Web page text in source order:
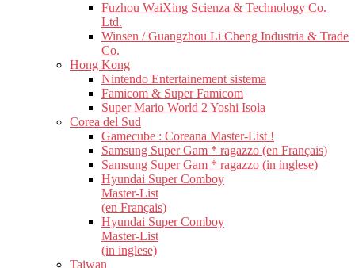
Fuzhou WaiXing Scienza & Technology Co.
Ltd.
Winsen / Guangzhou Li Cheng Industria & Trade
Co.
Hong Kong
Nintendo Entertainement sistema
Famicom & Super Famicom
Super Mario World 2 Yoshi Isola
Corea del Sud
Gamecube : Coreana Master-List !
Samsung Super Gam * ragazzo (en Français)
Samsung Super Gam * ragazzo (in inglese)
Hyundai Super Comboy
Master-List
(en Français)
Hyundai Super Comboy
Master-List
(in inglese)
Taiwan